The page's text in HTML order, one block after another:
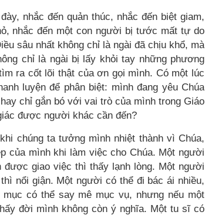
nhắc đến quản thúc, nhắc đến biệt giam,
nhắc đến một con người bị tước mất tự do
sâu nhất không chỉ là ngài đã chịu khổ, mà
chỉ là ngài bị lấy khỏi tay những phương
ra cốt lõi thật của ơn gọi mình. Có một lúc
luyện để phân biệt: mình đang yêu Chúa
chỉ gắn bó với vai trò của mình trong Giáo
được người khác cần đến?
chúng ta tưởng mình nhiệt thành vì Chúa,
của mình khi làm việc cho Chúa. Một người
giao việc thì thấy lạnh lòng. Một người
nổi giận. Một người có thể đi bác ái nhiều,
có thể say mê mục vụ, nhưng nếu một
đời mình không còn ý nghĩa. Một tu sĩ có